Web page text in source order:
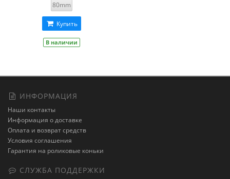
80mm
Купить
В наличии
ИНФОРМАЦИЯ
Наши контакты
Информация о доставке
Оплата и возврат средств
Условия соглашения
Гарантия на роликовые коньки
СЛУЖБА ПОДДЕРЖКИ